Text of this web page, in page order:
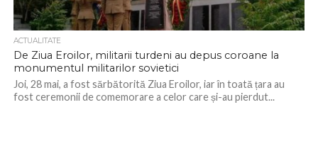
ACTUALITATE
De Ziua Eroilor, militarii turdeni au depus coroane la
monumentul militarilor sovietici
Joi, 28 mai, a fost sărbătorită Ziua Eroilor, iar în toată țara au
fost ceremonii de comemorare a celor care și-au pierdut...